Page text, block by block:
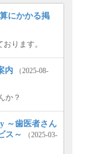
にかかる掲
ります。
内
（2025-08-
か？
～歯医者さん
ス～
（2025-03-